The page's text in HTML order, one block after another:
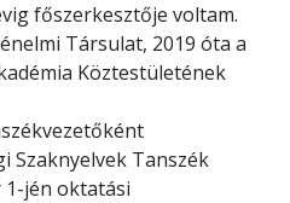
főszerkesztője voltam.
Társulat, 2019 óta a
Köztestületének
Szaknyelvek Tanszék
1-jén oktatási